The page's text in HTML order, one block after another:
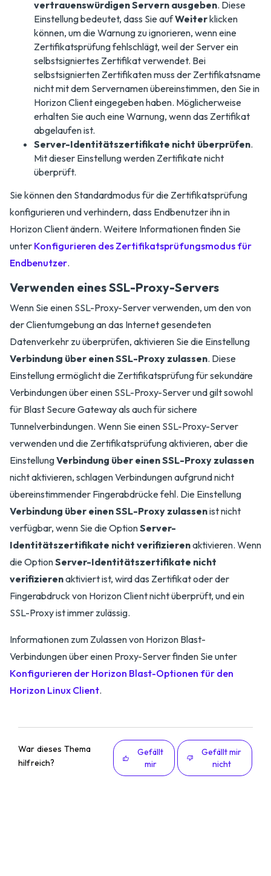
vertrauenswürdigen Servern ausgeben. Diese
Einstellung bedeutet, dass Sie aufWeiterklicken
können, um die Warnung zu ignorieren, wenn eine
Zertifikatsprüfung fehlschlägt, weil der Server ein
selbstsigniertes Zertifikat verwendet. Bei
selbstsignierten Zertifikaten muss der Zertifikatsname
nicht mit dem Servernamen übereinstimmen, den Sie in
Horizon Client eingegeben haben. Möglicherweise
erhalten Sie auch eine Warnung, wenn das Zertifikat
abgelaufen ist.
Server-Identitätszertifikate nicht überprüfen.
Mit dieser Einstellung werden Zertifikate nicht
überprüft.
Sie können den Standardmodus für die Zertifikatsprüfung
konfigurieren und verhindern, dass Endbenutzer ihn in
Horizon Client ändern. Weitere Informationen finden Sie
unter Konfigurieren des Zertifikatsprüfungsmodus für
Endbenutzer.
Verwenden eines SSL-Proxy-Servers
Wenn Sie einen SSL-Proxy-Server verwenden, um den von
der Clientumgebung an das Internet gesendeten
Datenverkehr zu überprüfen, aktivieren Sie die Einstellung
Verbindung über einen SSL-Proxy zulassen. Diese
Einstellung ermöglicht die Zertifikatsprüfung für sekundäre
Verbindungen über einen SSL-Proxy-Server und gilt sowohl
für Blast Secure Gateway als auch für sichere
Tunnelverbindungen. Wenn Sie einen SSL-Proxy-Server
verwenden und die Zertifikatsprüfung aktivieren, aber die
EinstellungVerbindung über einen SSL-Proxy zulassen
nicht aktivieren, schlagen Verbindungen aufgrund nicht
übereinstimmender Fingerabdrücke fehl. Die Einstellung
Verbindung über einen SSL-Proxy zulassenist nicht
verfügbar, wenn Sie die OptionServer-
Identitätszertifikate nicht verifizierenaktivieren. Wenn
die OptionServer-Identitätszertifikate nicht
verifizierenaktiviert ist, wird das Zertifikat oder der
Fingerabdruck von Horizon Client nicht überprüft, und ein
SSL-Proxy ist immer zulässig.
Informationen zum Zulassen von Horizon Blast-
Verbindungen über einen Proxy-Server finden Sie unter
Konfigurieren der Horizon Blast-Optionen für den
Horizon Linux Client.
War dieses Thema
hilfreich?
Gefällt
mir
Gefällt mir
nicht